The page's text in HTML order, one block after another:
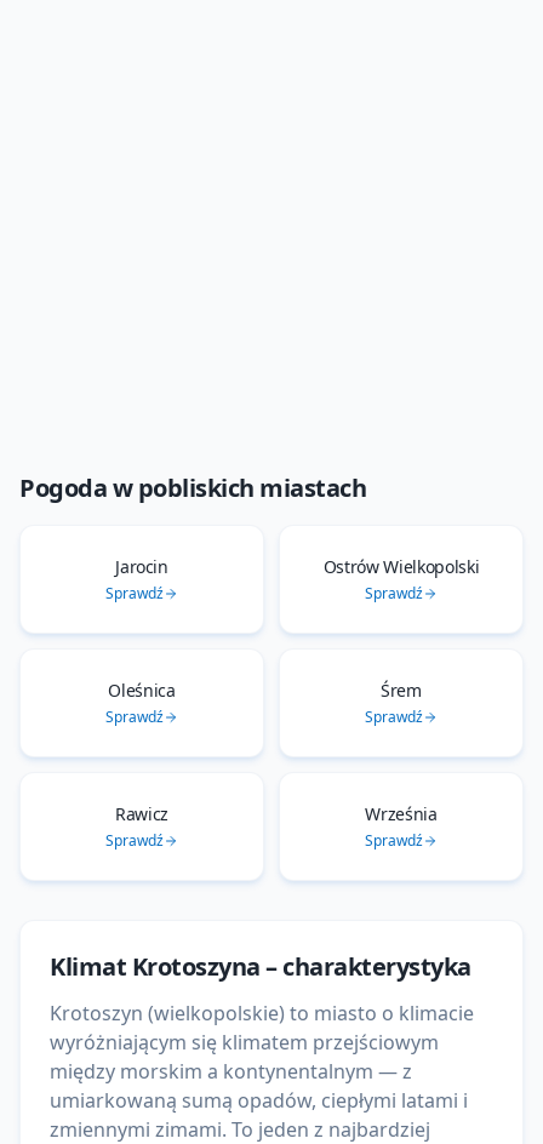
Pogoda w pobliskich miastach
Jarocin
Sprawdź
Ostrów Wielkopolski
Sprawdź
Oleśnica
Sprawdź
Śrem
Sprawdź
Rawicz
Sprawdź
Września
Sprawdź
Klimat Krotoszyna– charakterystyka
Krotoszyn (wielkopolskie) to miasto o klimacie
wyróżniającym się klimatem przejściowym
między morskim a kontynentalnym — z
umiarkowaną sumą opadów, ciepłymi latami i
zmiennymi zimami. To jeden z najbardziej